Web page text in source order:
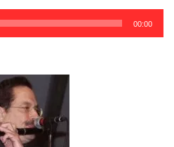
00:00